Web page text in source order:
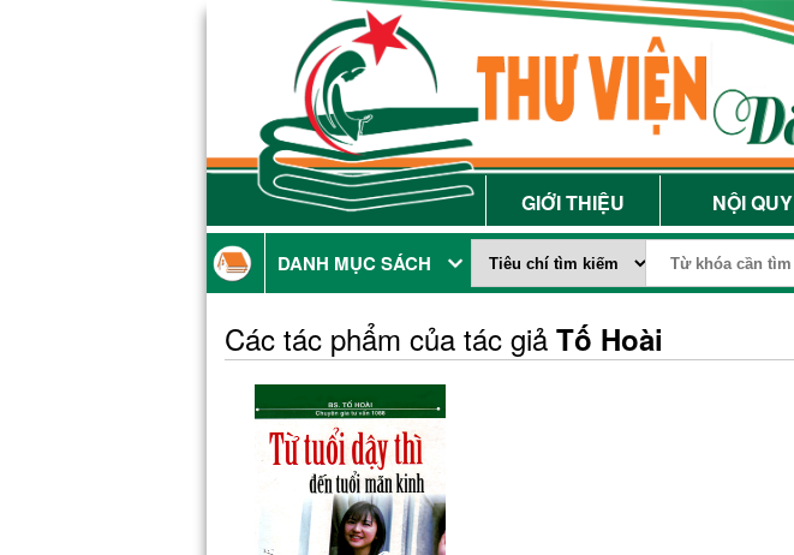
GIỚI THIỆU NỘI QUY
DANH MỤC SÁCH
Các tác phẩm của tác giả Tố Hoài